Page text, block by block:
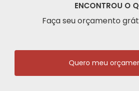
ENCONTROU O
Faça seu orçamento
Quero meu